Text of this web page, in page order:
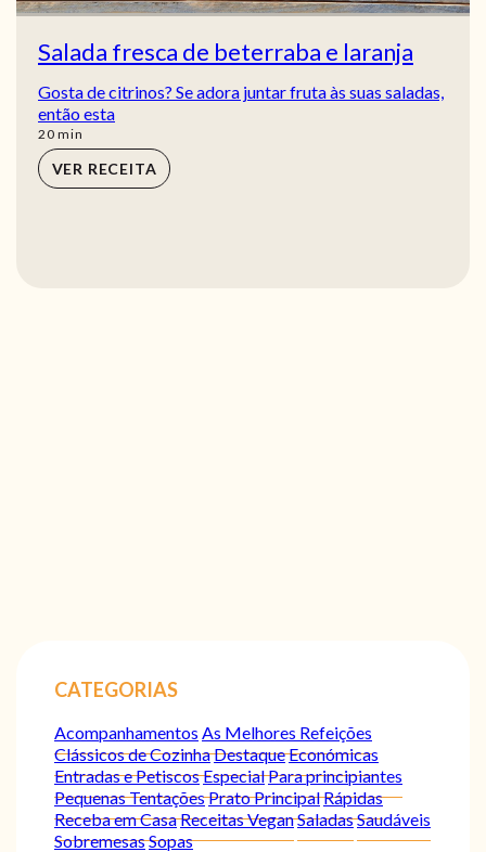
Salada fresca de beterraba e laranja
Gosta de citrinos? Se adora juntar fruta às suas saladas,
então esta
20min
min
VER RECEITA
CATEGORIAS
Acompanhamentos As Melhores Refeições
Clássicos de CozinhaDestaqueEconómicas
Entradas e PetiscosEspecialPara principiantes
Pequenas TentaçõesPrato PrincipalRápidas
Receba em CasaReceitas VeganSaladasSaudáveis
SobremesasSopas